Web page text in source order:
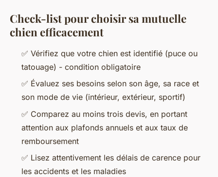
Check-list pour choisir sa mutuelle
chien efficacement
✅ Vérifiez que votre chien est identifié (puce ou
tatouage) - condition obligatoire
✅ Évaluez ses besoins selon son âge, sa race et
son mode de vie (intérieur, extérieur, sportif)
✅ Comparez au moins trois devis, en portant
attention aux plafonds annuels et aux taux de
remboursement
✅ Lisez attentivement les délais de carence pour
les accidents et les maladies